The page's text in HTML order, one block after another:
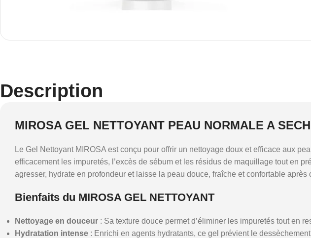
Description
MIROSA GEL NETTOYANT PEAU NORMALE A
Le Gel Nettoyant MIROSA est conçu pour offrir un nettoyage doux et efficace aux
efficacement les impuretés, l’excès de sébum et les résidus de maquillage tout en
agresser, hydrate en profondeur et laisse la peau douce, fraîche et confortable après
Bienfaits du MIROSA GEL NETTOYANT
Nettoyage en douceur : Sa texture douce permet d’éliminer les impuretés tout en
Hydratation intense : Enrichi en agents hydratants, ce gel prévient le